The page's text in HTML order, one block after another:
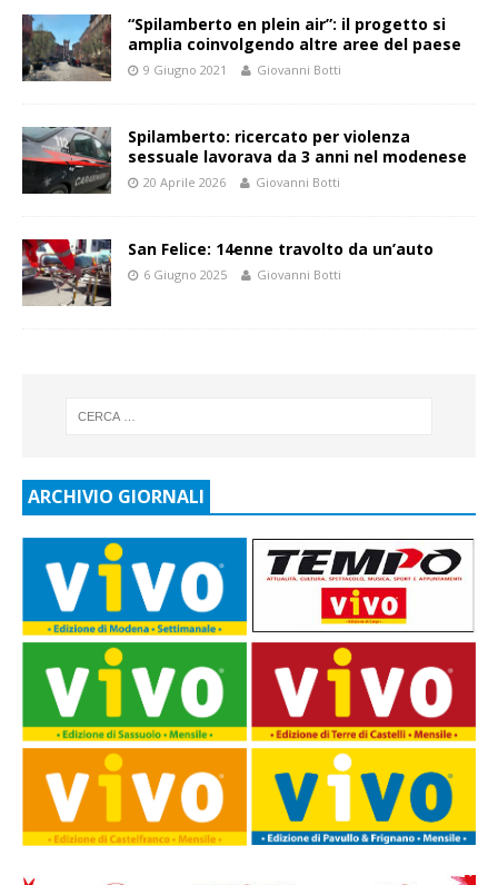
“Spilamberto en plein air”: il progetto si
amplia coinvolgendo altre aree del paese
9 Giugno 2021 Giovanni Botti
Spilamberto: ricercato per violenza
sessuale lavorava da 3 anni nel modenese
20 Aprile 2026 Giovanni Botti
San Felice: 14enne travolto da un’auto
6 Giugno 2025 Giovanni Botti
ARCHIVIO GIORNALI